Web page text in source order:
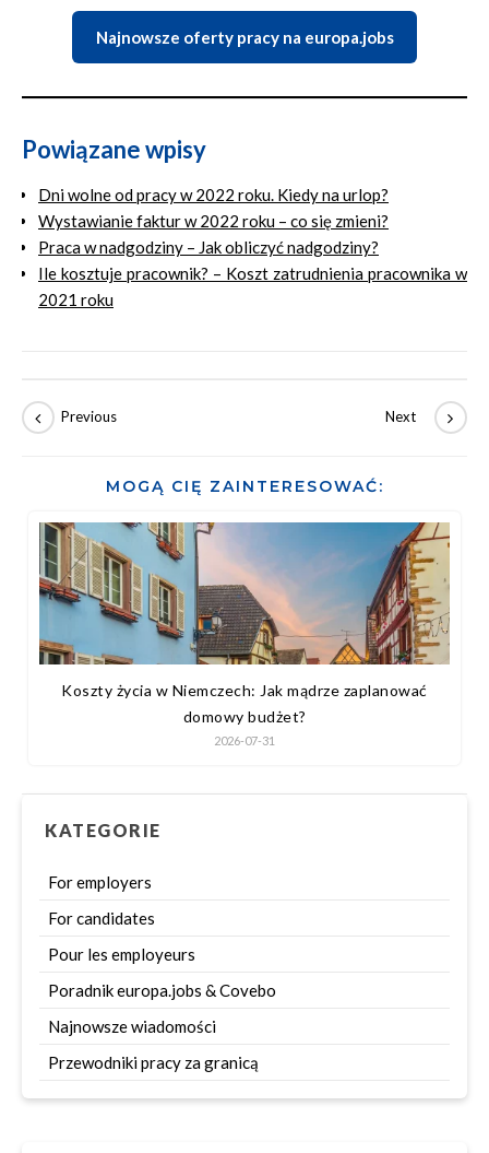
Najnowsze oferty pracy na europa.jobs
Powiązane wpisy
Dni wolne od pracy w 2022 roku. Kiedy na urlop?
Wystawianie faktur w 2022 roku – co się zmieni?
Praca w nadgodziny – Jak obliczyć nadgodziny?
Ile kosztuje pracownik? – Koszt zatrudnienia pracownika w
2021 roku
MOGĄ CIĘ ZAINTERESOWAĆ:
Koszty życia w Niemczech: Jak mądrze zaplanować
domowy budżet?
2026-07-31
KATEGORIE
For employers
For candidates
Pour les employeurs
Poradnik europa.jobs & Covebo
Najnowsze wiadomości
Przewodniki pracy za granicą